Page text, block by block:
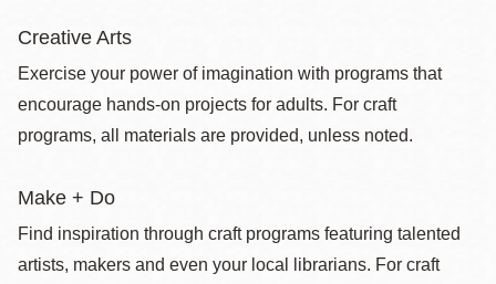
Creative Arts
Exercise your power of imagination with programs that
encourage hands-on projects for adults. For craft
programs, all materials are provided, unless noted.
Make + Do
Find inspiration through craft programs featuring talented
artists, makers and even your local librarians. For craft